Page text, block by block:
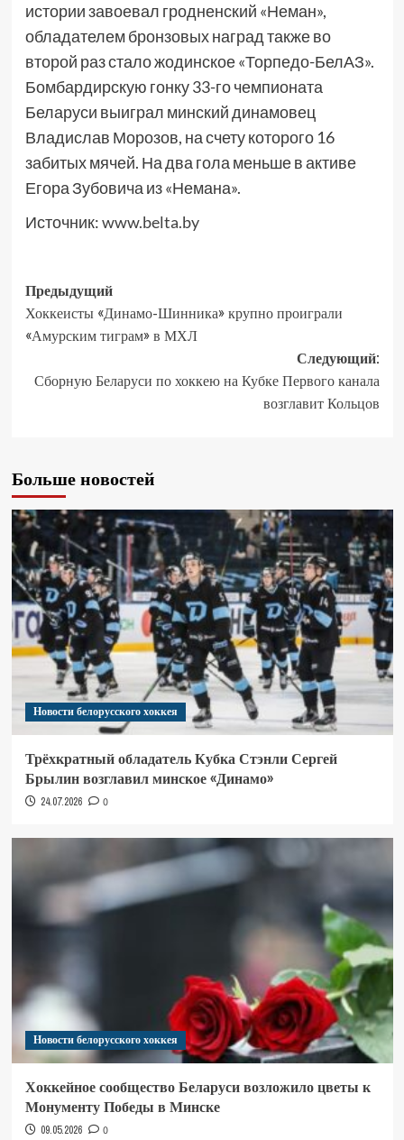
истории завоевал гродненский «Неман»,
обладателем бронзовых наград также во
второй раз стало жодинское «Торпедо-БелАЗ».
Бомбардирскую гонку 33-го чемпионата
Беларуси выиграл минский динамовец
Владислав Морозов, на счету которого 16
забитых мячей. На два гола меньше в активе
Егора Зубовича из «Немана».
Источник:www.belta.by
Предыдущий
Хоккеисты «Динамо-Шинника» крупно проиграли
«Амурским тиграм» в МХЛ
Следующий:
Сборную Беларуси по хоккею на Кубке Первого канала
возглавит Кольцов
Больше новостей
Новости белорусского хоккея
Трёхкратный обладатель Кубка Стэнли Сергей
Брылин возглавил минское «Динамо»
24.07.2026 0
Новости белорусского хоккея
Хоккейное сообщество Беларуси возложило цветы к
Монументу Победы в Минске
09.05.2026 0